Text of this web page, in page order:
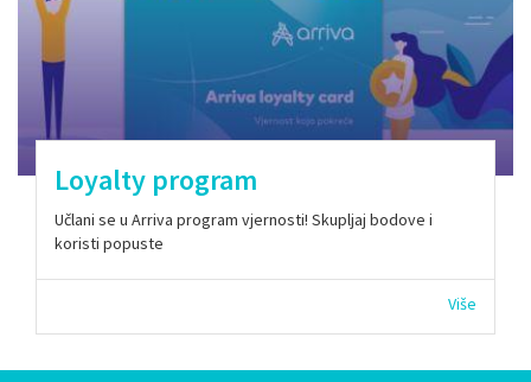
Loyalty program
Učlani se u Arriva program vjernosti! Skupljaj bodove i
koristi popuste
Više